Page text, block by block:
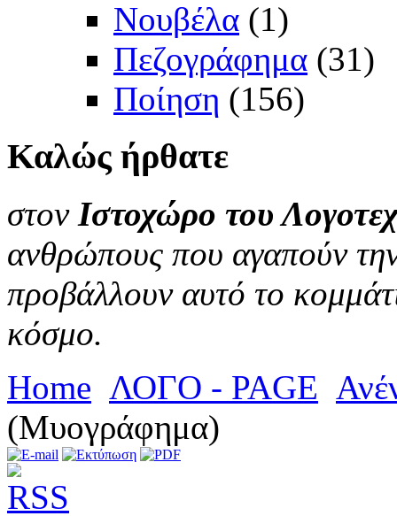
Νουβέλα (1)
Πεζογράφημα (31)
Ποίηση (156)
Καλώς ήρθατε
στον Ιστοχώρο του
ανθρώπους που αγαπούν
προβάλλουν αυτό το
κόσμο.
Home ΛΟΓΟ - PAGE
(Μυογράφημα)